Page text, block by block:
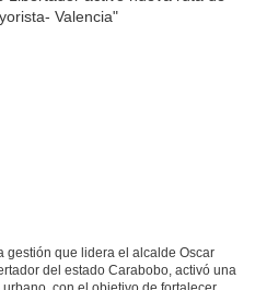
gestión que lidera el alcalde Oscar
del estado Carabobo, activó una